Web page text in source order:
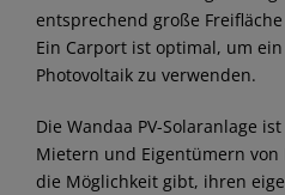
entsprechend große
Ein Carport ist optimal, um
Photovoltaik zu verwenden.
Die Wandaa PV-Solaranlage
Mietern und Eigentümern
die Möglichkeit gibt, ihren